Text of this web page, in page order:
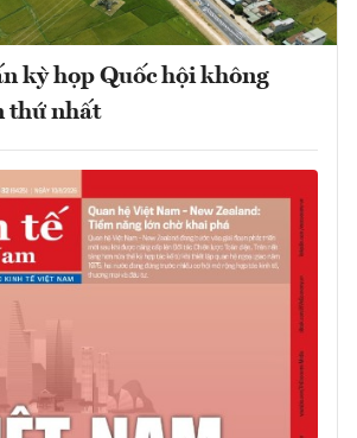
kỳ họp Quốc hội không
thứ nhất